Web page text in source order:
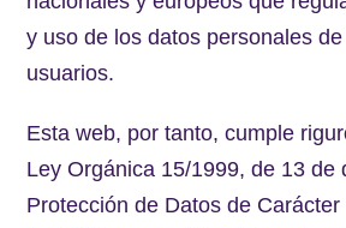
y uso de los datos personales
usuarios.
Esta web, por tanto, cumple
Ley Orgánica 15/1999, de 13 de
Protección de Datos de Carácter